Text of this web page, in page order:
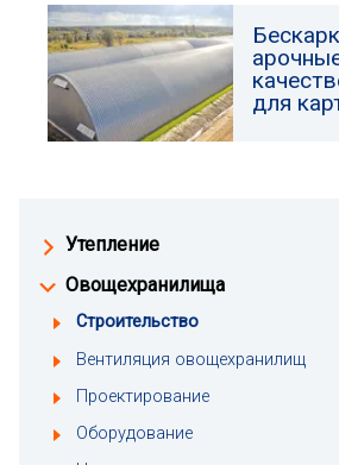
Утепление
Овощехранилища
Строительство
Вентиляция овощехранилищ
Проектирование
Оборудование
для